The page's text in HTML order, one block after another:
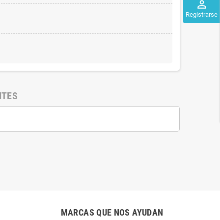
perm_identity
Registrarse
MARCAS QUE NOS AYUDAN